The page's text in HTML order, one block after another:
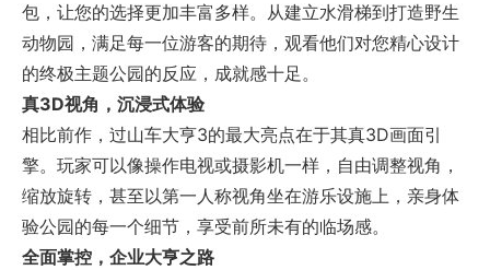
包，让您的选择更加丰富多样。从建立水滑梯到打造野生
动物园，满足每一位游客的期待，观看他们对您精心设计
的终极主题公园的反应，成就感十足。
真3D视角，沉浸式体验
相比前作，过山车大亨3的最大亮点在于其真3D画面引
擎。玩家可以像操作电视或摄影机一样，自由调整视角，
缩放旋转，甚至以第一人称视角坐在游乐设施上，亲身体
验公园的每一个细节，享受前所未有的临场感。
全面掌控，企业大亨之路